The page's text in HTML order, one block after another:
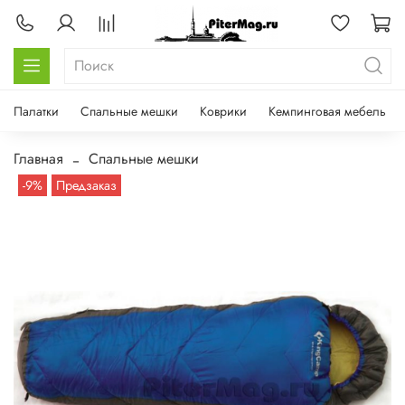
Палатки Спальные мешки Коврики Кемпинговая мебель
Главная Спальные мешки
-9% Предзаказ